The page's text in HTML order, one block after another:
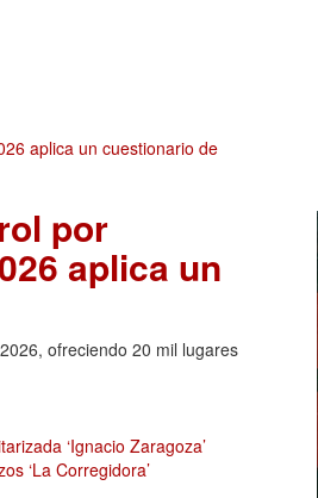
por
aplica un
ofreciendo 20 mil lugares